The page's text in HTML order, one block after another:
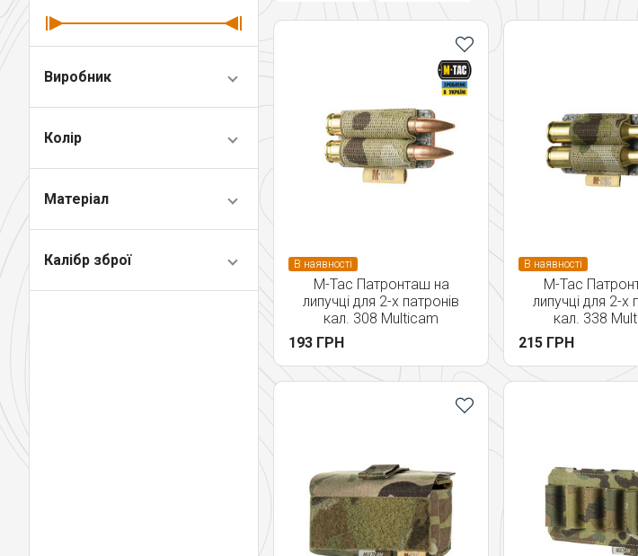
Виробник
Колір
Матеріал
Калібр зброї В наявності
M-Tac Патронташ на
липучці для 2-х патронів
кал. 308 Multicam
193 ГРН
В наявності
M-Tac
липучці для 2-х
кал. 338
215 ГРН